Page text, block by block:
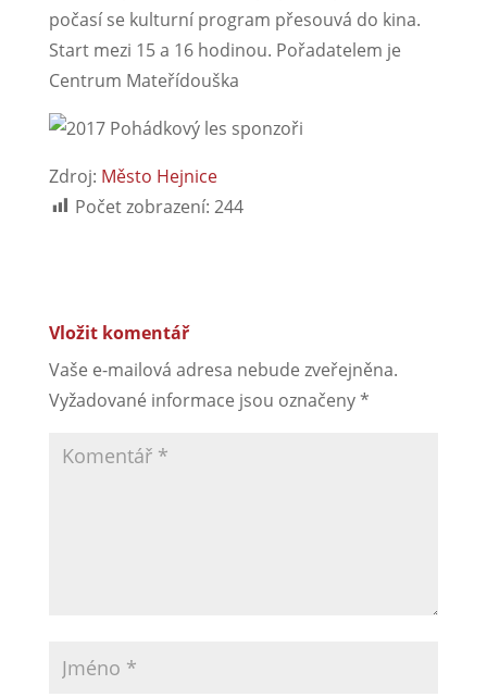
počasí se kulturní program přesouvá do kina.
Start mezi 15 a 16 hodinou. Pořadatelem je
Centrum Mateřídouška
Zdroj: Město Hejnice
Počet zobrazení: 244
Vložit komentář
Vaše e-mailová adresa nebude zveřejněna.
Vyžadované informace jsou označeny*